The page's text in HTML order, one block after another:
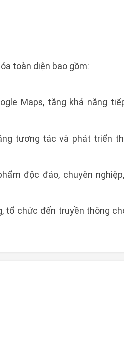
toàn diện bao gồm:
Maps, tăng khả năng
tương tác và phát triển
độc đáo, chuyên
tổ chức đến truyền thông